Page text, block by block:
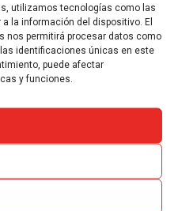
utilizamos tecnologías como las
la información del dispositivo. El
nos permitirá procesar datos como
identificaciones únicas en este
puede afectar
y funciones.
los gastos e inversiones
del acreedor y del
incluirá detalle de base
en su caso y total
de pago. En caso
con arreglo a un
las desviaciones
reintegro en el supuesto
así como de los